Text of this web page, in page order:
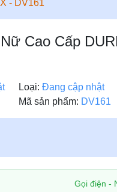
- DV161
Cao Cấp
Loại: Đang cập nhật
Mã sản phẩm: DV161
Gọi điện -